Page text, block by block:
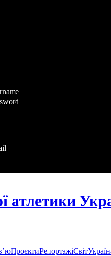
атлетики
ПроєктиРепортажіСвіт